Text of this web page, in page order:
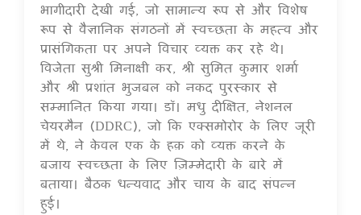
भागीदारी देखी गई, जो सामान्य रूप से और विशेष
रूप से वैज्ञानिक संगठनों में स्वच्छता के महत्व और
प्रासंगिकता पर अपने विचार व्यक्त कर रहे थे।
विजेता सुश्री मिनाक्षी कर, श्री सुमित कुमार शर्मा
और श्री प्रशांत भुजबल को नकद पुरस्कार से
सम्मानित किया गया। डॉ। मधु दीक्षित, नेशनल
चेयरमैन (DDRC), जो कि एक्समोरोर के लिए जूरी
में थे, ने केवल एक के हक़ को व्यक्त करने के
बजाय स्वच्छता के लिए ज़िम्मेदारी के बारे में
बताया। बैठक धन्यवाद और चाय के बाद संपन्न
हुई।